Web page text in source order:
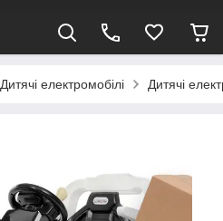
Дитячі електромобілі Дитячі